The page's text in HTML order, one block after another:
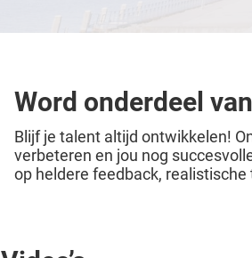
Word onderdeel
Blijf je talent altijd ontwikkelen!
verbeteren en jou nog
op heldere feedback,